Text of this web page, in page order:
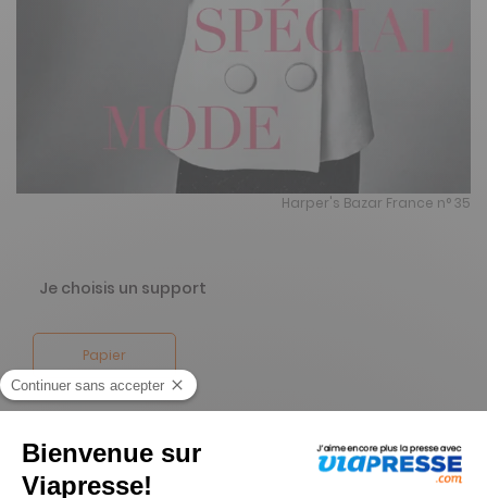
Harper's Bazar France n° 35
Je choisis un support
Papier
-69%